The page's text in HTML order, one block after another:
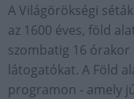
A Világörökségi
az 1600 éves, föld
szombatig 16
látogatókat. A Föld
programon - amely